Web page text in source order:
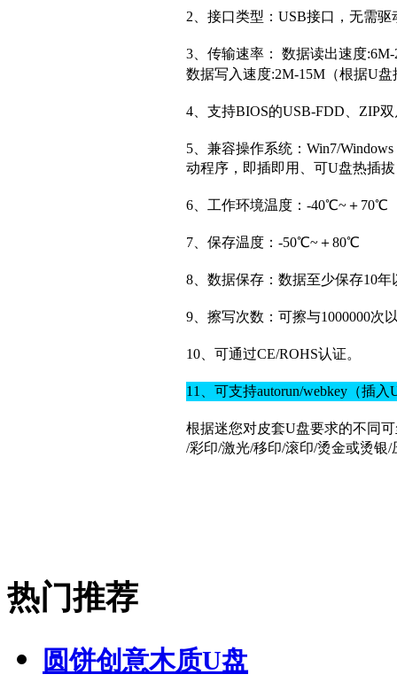
2、接口类型：USB接口，无需
3、传输速率： 数据读出速度
数据写入速度:2M-15M（根据U
4、支持BIOS的USB-FDD、ZIP
5、兼容操作系统：Win7/
动程序，即插即用、可U盘热插
6、工作环境温度：-40℃~＋70℃
7、保存温度：-50℃~＋80℃
8、数据保存：数据至少保存10年
9、擦写次数：可擦与1000000次
10、可通过CE/ROHS认证。
11、可支持autorun/webkey（插
根据迷您对皮套U盘要求的不同
/彩印/激光/移印/滚印/烫金或烫银
热门推荐
圆饼创意木质U盘